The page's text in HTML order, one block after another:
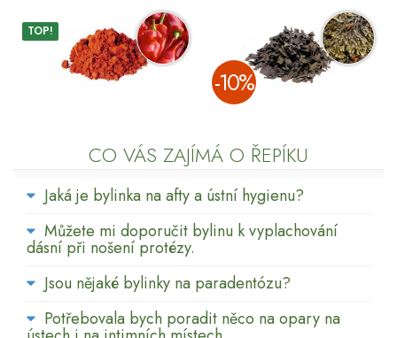
TOP!
­-10%
CO VÁS ZAJÍMÁ O ŘEPÍKU
Jaká je bylinka na afty a ústní hygienu?
Můžete mi doporučit bylinu k vyplachování
dásní při nošení protézy.
Jsou nějaké bylinky na paradentózu?
Potřebovala bych poradit něco na opary na